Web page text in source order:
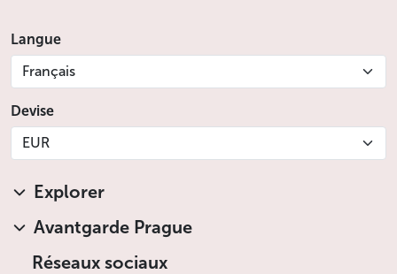
Langue
Français
Devise
EUR
Explorer
Avantgarde Prague
Réseaux sociaux